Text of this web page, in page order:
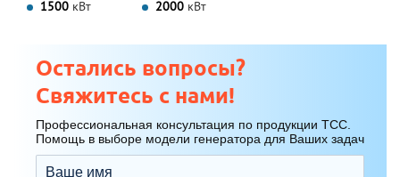
1500 кВт 2000 кВт
Остались вопросы?
Свяжитесь с нами!
Профессиональная консультация по продукции ТСС.
Помощь в выборе модели генератора для Ваших задач